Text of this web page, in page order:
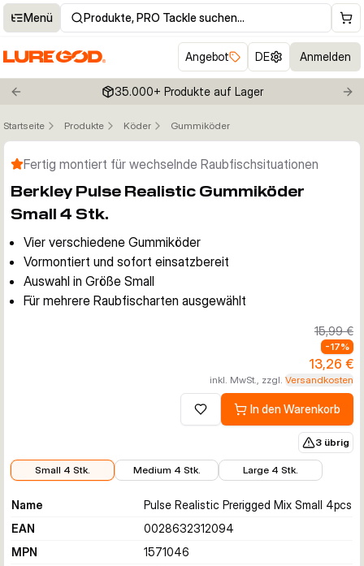
Menü Produkte, PRO Tackle suchen…
Angebot DE Anmelden
Previous slide 35.000+ Produkte auf Lager
Startseite Produkte Köder Gummiköder
Klicken um Zoom zu aktivieren
Fertig montiert für wechselnde Raubfischsituationen
Berkley Pulse Realistic Gummiköder
Small 4 Stk.
Vier verschiedene Gummiköder
Vormontiert und sofort einsatzbereit
Auswahl in Größe Small
Für mehrere Raubfischarten ausgewählt
15,99 €
-17%
13,26 €
inkl. MwSt., zzgl. Versandkosten
Zur Wunschliste hinzufügen
In den Warenkorb
3 übrig
Small 4 Stk.
Medium 4 Stk.
Large 4 Stk.
Name
Pulse Realistic Prerigged Mix Small 4pcs
EAN
0028632312094
MPN
1571046